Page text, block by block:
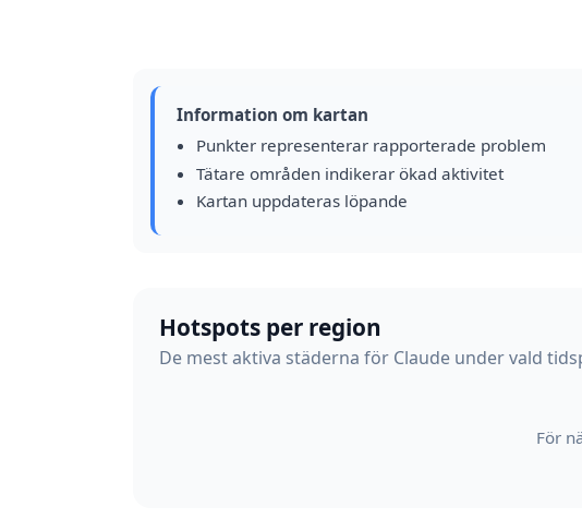
Information om kartan
Punkter representerar rapporterade problem
Tätare områden indikerar ökad aktivitet
Kartan uppdateras löpande
Hotspots per region
De mest aktiva städerna för Claude under vald
För